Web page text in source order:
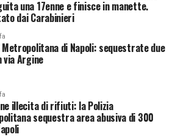
una 17enne e finisce in manette.
dai Carabinieri
Metropolitana di Napoli: sequestrate due
via Argine
illecita di rifiuti: la Polizia
sequestra area abusiva di 300